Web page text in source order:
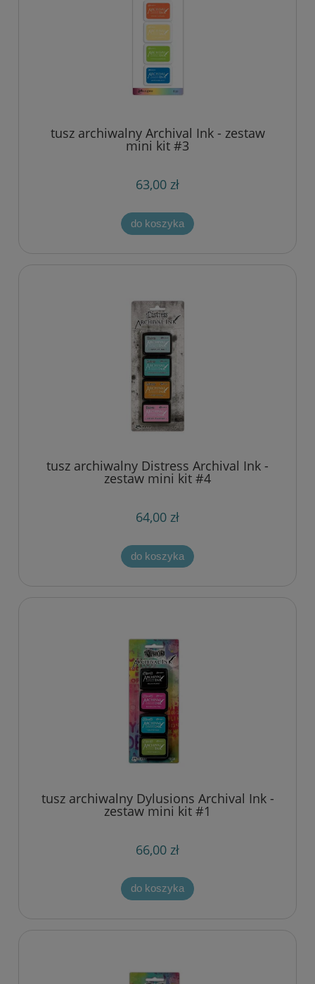
tusz archiwalny Archival Ink - zestaw
mini kit #3
63,00 zł
do koszyka
tusz archiwalny Distress Archival Ink -
zestaw mini kit #4
64,00 zł
do koszyka
tusz archiwalny Dylusions Archival Ink -
zestaw mini kit #1
66,00 zł
do koszyka